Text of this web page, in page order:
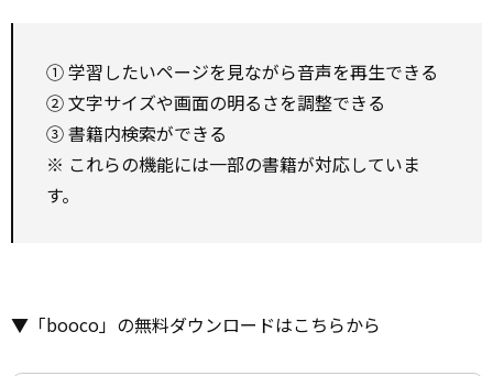
① 学習したいページを見ながら音声を再生できる
② 文字サイズや画面の明るさを調整できる
③ 書籍内検索ができる
※ これらの機能には一部の書籍が対応していま
す。
▼「booco」の無料ダウンロードはこちらから